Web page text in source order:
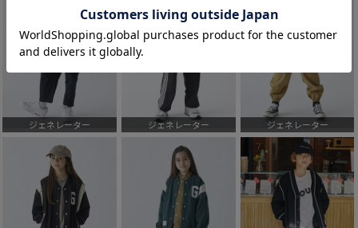
ジェネレーター ジェネレーター ジェネレーター